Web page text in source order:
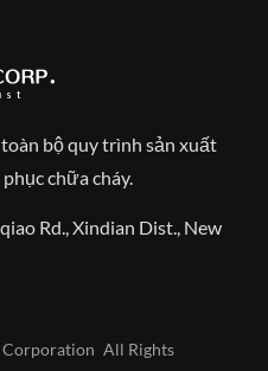
bộ quy trình sản xuất
chữa cháy.
Rd., Xindian Dist., New
Corporation All Rights